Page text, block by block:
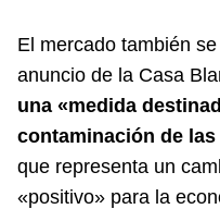
El mercado también
anuncio de la Casa
una «medida
contaminación de
que representa un
«positivo» para la